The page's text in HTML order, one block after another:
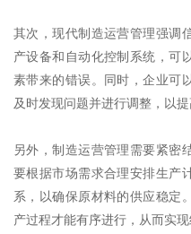
其次，现代制造运营管理强调
产设备和自动化控制系统，可
素带来的错误。同时，企业可
及时发现问题并进行调整，以提
另外，制造运营管理需要紧密
要根据市场需求合理安排生产
系，以确保原材料的供应稳定
产过程才能有序进行，从而实现